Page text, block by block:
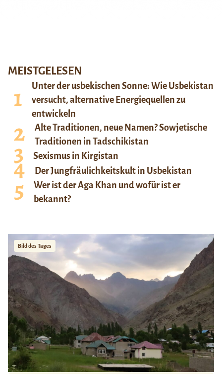
MEISTGELESEN
Unter der usbekischen Sonne: Wie Usbekistan
versucht, alternative Energiequellen zu
entwickeln
Alte Traditionen, neue Namen? Sowjetische
Traditionen in Tadschikistan
Sexismus in Kirgistan
Der Jungfräulichkeitskult in Usbekistan
Wer ist der Aga Khan und wofür ist er
bekannt?
Bild des Tages